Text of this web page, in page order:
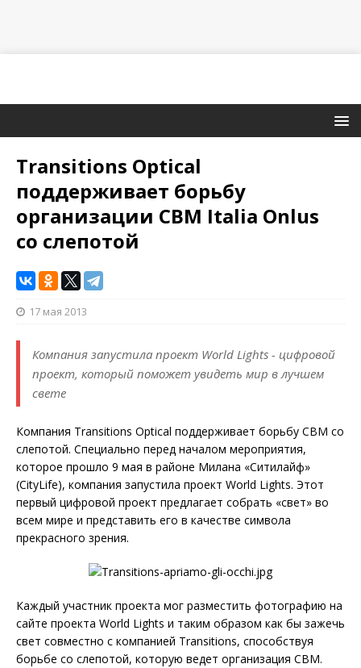
Transitions Optical
поддерживает борьбу
организации CBM Italia Onlus
со слепотой
17 мая 2013
Компания запустила проект World Lights - цифровой
проект, который поможет увидеть мир в лучшем
свете
Компания Transitions Optical поддерживает борьбу CBM со
слепотой. Специально перед началом мероприятия,
которое прошло 9 мая в районе Милана «Ситилайф»
(CityLife), компания запустила проект World Lights. Этот
первый цифровой проект предлагает собрать «свет» во
всем мире и представить его в качестве символа
прекрасного зрения.
Каждый участник проекта мог разместить фотографию на
сайте проекта World Lights и таким образом как бы зажечь
свет совместно с компанией Transitions, способствуя
борьбе со слепотой, которую ведет организация CBM.